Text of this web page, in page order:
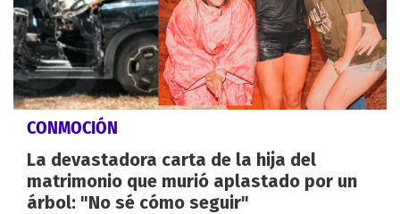
CONMOCIÓN
La devastadora carta de la hija del
matrimonio que murió aplastado por un
árbol: "No sé cómo seguir"